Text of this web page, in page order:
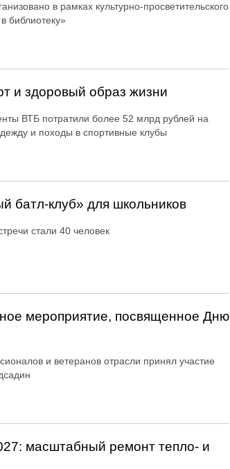
в рамках культурно-просветительского
библиотеку»
и здоровый образ жизни
ВТБ потратили более 52 млрд рублей на
и походы в спортивные клубы
клуб» для школьников
стали 40 человек
мероприятие, посвященное Дню
и ветеранов отрасли принял участие
масштабный ремонт тепло- и